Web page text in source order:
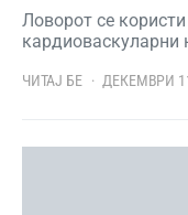
Ловорот се
кардиоваскуларни
ЧИТАЈ БЕ ДЕКЕМВРИ